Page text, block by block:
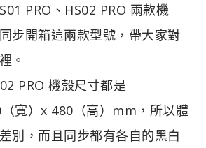
PRO、HS02 PRO 兩款機
步開箱這兩款型號，帶大家對
。
PRO 機殼尺寸都是
寬）x 480（高）mm，所以體
別，而且同步都有各自的黑白